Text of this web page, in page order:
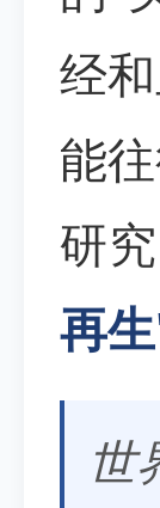
经
能
研
再
世